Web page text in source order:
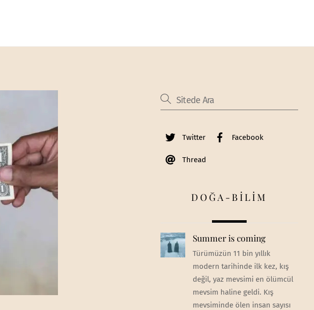
Twitter Facebook
Thread
DOĞA-BİLİM
Summer is coming
Türümüzün 11 bin yıllık
modern tarihinde ilk kez, kış
değil, yaz mevsimi en ölümcül
mevsim haline geldi. Kış
mevsiminde ölen insan sayısı